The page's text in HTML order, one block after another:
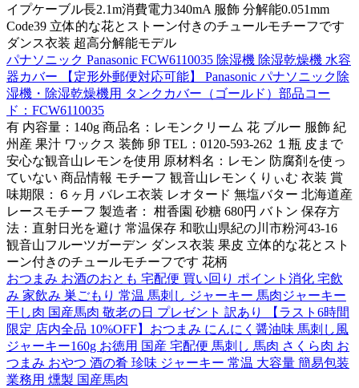
イプケーブル長2.1m消費電力340mA 服飾 分解能0.051mm
Code39 立体的な花とストーン付きのチュールモチーフです
ダンス衣装 超高分解能モデル
パナソニック Panasonic FCW6110035 除湿機 除湿乾燥機 水容
器カバー 【定形外郵便対応可能】 Panasonic パナソニック除
湿機・除湿乾燥機用 タンクカバー（ゴールド）部品コー
ド：FCW6110035
有 内容量：140g 商品名：レモンクリーム 花 ブルー 服飾 紀
州産 果汁 ワックス 装飾 卵 TEL：0120-593-262 １瓶 皮まで
安心な観音山レモンを使用 原材料名：レモン 防腐剤を使っ
ていない 商品情報 モチーフ 観音山レモンくりぃむ 衣装 賞
味期限：６ヶ月 バレエ衣装 レオタード 無塩バター 北海道産
レースモチーフ 製造者： 柑香園 砂糖 680円 バトン 保存方
法：直射日光を避け 常温保存 和歌山県紀の川市粉河43-16
観音山フルーツガーデン ダンス衣装 果皮 立体的な花とスト
ーン付きのチュールモチーフです 花柄
おつまみ お酒のおとも 宅配便 買い回り ポイント消化 宅飲
み 家飲み 巣ごもり 常温 馬刺し ジャーキー 馬肉ジャーキー
干し肉 国産馬肉 敬老の日 プレゼント 訳あり 【ラスト6時間
限定 店内全品 10%OFF】おつまみ にんにく醤油味 馬刺し風
ジャーキー160g お徳用 国産 宅配便 馬刺し 馬肉 さくら肉 お
つまみ おやつ 酒の肴 珍味 ジャーキー 常温 大容量 簡易包装
業務用 燻製 国産馬肉